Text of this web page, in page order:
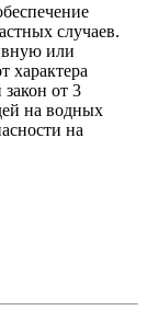
случаев.
или
характера
от 3
на водных
на